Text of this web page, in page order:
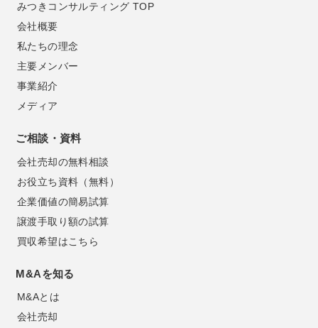
みつきコンサルティング TOP
会社概要
私たちの理念
主要メンバー
事業紹介
メディア
ご相談・資料
会社売却の無料相談
お役立ち資料（無料）
企業価値の簡易試算
譲渡手取り額の試算
買収希望はこちら
M&Aを知る
M&Aとは
会社売却